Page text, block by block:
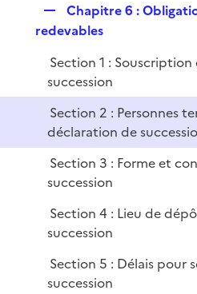
e
r
p
l
e
r
e
l
i
r
Chapitre 6 :
redevables
Section 1 :
succession
Section 2 : Personnes
déclaration de
Section 3 : Forme et
succession
Section 4 : Lieu de
succession
Section 5 : Délais pour
succession